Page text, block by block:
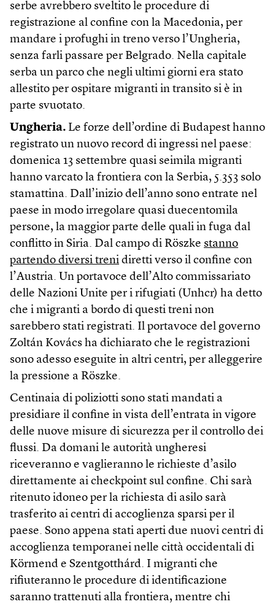
serbe avrebbero sveltito le procedure di
registrazione al confine con la Macedonia, per
mandare i profughi in treno verso l’Ungheria,
senza farli passare per Belgrado. Nella capitale
serba un parco che negli ultimi giorni era stato
allestito per ospitare migranti in transito si è in
parte svuotato.
Ungheria. Le forze dell’ordine di Budapest hanno
registrato un nuovo record di ingressi nel paese:
domenica 13 settembre quasi seimila migranti
hanno varcato la frontiera con la Serbia, 5.353 solo
stamattina. Dall’inizio dell’anno sono entrate nel
paese in modo irregolare quasi duecentomila
persone, la maggior parte delle quali in fuga dal
conflitto in Siria. Dal campo di Röszke stanno
partendo diversi treni diretti verso il confine con
l’Austria. Un portavoce dell’Alto commissariato
delle Nazioni Unite per i rifugiati (Unhcr) ha detto
che i migranti a bordo di questi treni non
sarebbero stati registrati. Il portavoce del governo
Zoltán Kovács ha dichiarato che le registrazioni
sono adesso eseguite in altri centri, per alleggerire
la pressione a Röszke.
Centinaia di poliziotti sono stati mandati a
presidiare il confine in vista dell’entrata in vigore
delle nuove misure di sicurezza per il controllo dei
flussi. Da domani le autorità ungheresi
riceveranno e vaglieranno le richieste d’asilo
direttamente ai checkpoint sul confine. Chi sarà
ritenuto idoneo per la richiesta di asilo sarà
trasferito ai centri di accoglienza sparsi per il
paese. Sono appena stati aperti due nuovi centri di
accoglienza temporanei nelle città occidentali di
Körmend e Szentgotthárd. I migranti che
rifiuteranno le procedure di identificazione
saranno trattenuti alla frontiera, mentre chi